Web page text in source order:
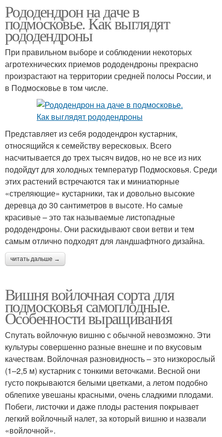
Рододендрон на даче в
подмосковье. Как выглядят
рододендроны
При правильном выборе и соблюдении некоторых
агротехнических приемов рододендроны прекрасно
произрастают на территории средней полосы России, и
в Подмосковье в том числе.
Представляет из себя рододендрон кустарник,
относящийся к семейству вересковых. Всего
насчитывается до трех тысяч видов, но не все из них
подойдут для холодных температур Подмосковья. Среди
этих растений встречаются так и миниатюрные
«стреляющие» кустарники, так и довольно высокие
деревца до 30 сантиметров в высоте. Но самые
красивые – это так называемые листопадные
рододендроны. Они раскидывают свои ветви и тем
самым отлично подходят для ландшафтного дизайна.
читать дальше →
Вишня войлочная сорта для
подмосковья самоплодные.
Особенности выращивания
Спутать войлочную вишню с обычной невозможно. Эти
культуры совершенно разные внешне и по вкусовым
качествам. Войлочная разновидность – это низкорослый
(1–2,5 м) кустарник с тонкими веточками. Весной они
густо покрываются белыми цветками, а летом подобно
облепихе увешаны красными, очень сладкими плодами.
Побеги, листочки и даже плоды растения покрывает
легкий войлочный налет, за который вишню и назвали
«войлочной».